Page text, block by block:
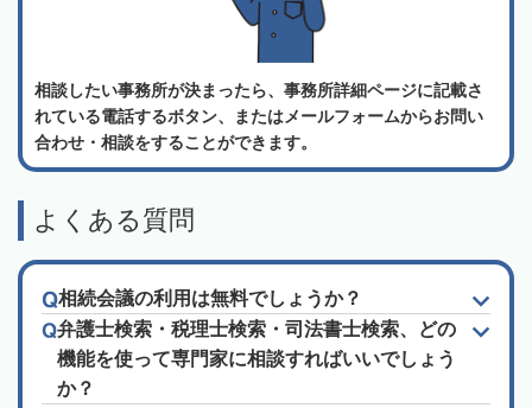
相談したい事務所が決まったら、事務所詳細ページに記載さ
れている電話するボタン、またはメールフォームからお問い
合わせ・相談をすることができます。
よくある質問
相続会議の利用は無料でしょうか？
弁護士検索・税理士検索・司法書士検索、どの
機能を使って専門家に相談すればいいでしょう
か？